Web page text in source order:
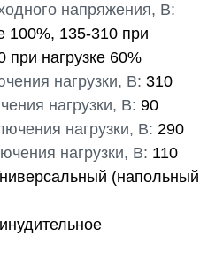
напряжения, В:
100%, 135-310 при
при нагрузке 60%
нагрузки, В: 310
нагрузки, В: 90
нагрузки, В: 290
нагрузки, В: 110
(напольный